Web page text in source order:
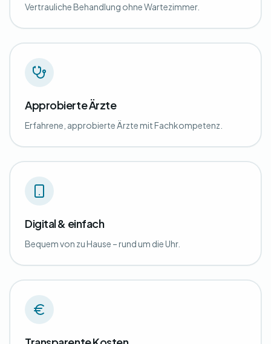
Vertrauliche Behandlung ohne Wartezimmer.
Approbierte Ärzte
Erfahrene, approbierte Ärzte mit Fachkompetenz.
Digital & einfach
Bequem von zu Hause – rund um die Uhr.